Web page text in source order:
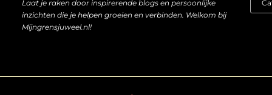
Laat je raken door inspirerende blogs en persoonlijke
inzichten die je helpen groeien en verbinden. Welkom bij
Mijngrensjuweel.nl!